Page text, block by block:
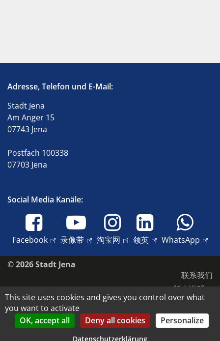
Adresse, Telefon und E-Mail:
Stadt Jena
Am Anger 15
07743 Jena
Postfach 100338
07703 Jena
Social Media Kanäle:
Facebook 录像带 淘宝网 领英 WhatsApp
© 2026 Stadt Jena
联系我们
版本说明
无障碍环境
数据保护
版权和肖像权
This site uses cookies and gives you control over what
you want to activate
OK, accept all
Deny all cookies Personalize
Datenschutzerklärung